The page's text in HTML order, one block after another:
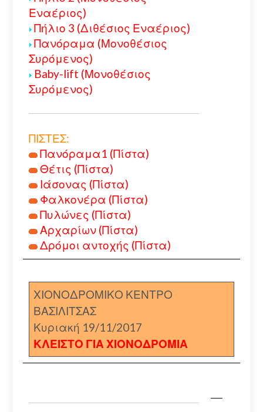
Εναέριος)
Πήλιο 3 (Διθέσιος Εναέριος)
Πανόραμα (Μονοθέσιος
Συρόμενος)
Baby-lift (Μονοθέσιος
Συρόμενος)
ΠΙΣΤΕΣ:
Πανόραμα1 (Πίστα)
Θέτις (Πίστα)
Ιάσονας (Πίστα)
Φαλκονέρα (Πίστα)
Πυλώνες (Πίστα)
Αρχαρίων (Πίστα)
Δρόμοι αντοχής (Πίστα)
ΧΙΟΝΟΔΡΟΜΙΚΟ ΚΕΝΤΡΟ
ΒΑΣΙΛΙΤΣΑΣ
Κυριακή 19/11/2017
ΚΛΕΙΣΤΟ ΓΙΑ ΧΙΟΝΟΔΡΟΜΙΑ